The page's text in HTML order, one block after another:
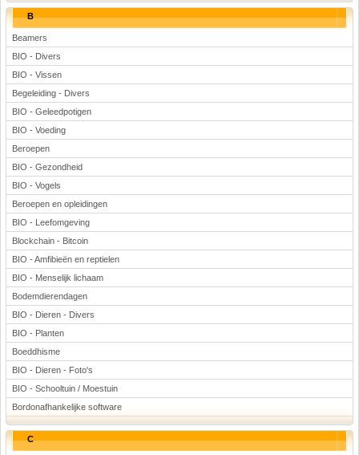
B
Beamers
BIO - Divers
BIO - Vissen
Begeleiding - Divers
BIO - Geleedpotigen
BIO - Voeding
Beroepen
BIO - Gezondheid
BIO - Vogels
Beroepen en opleidingen
BIO - Leefomgeving
Blockchain - Bitcoin
BIO - Amfibieën en reptielen
BIO - Menselijk lichaam
Bodemdierendagen
BIO - Dieren - Divers
BIO - Planten
Boeddhisme
BIO - Dieren - Foto's
BIO - Schooltuin / Moestuin
Bordonafhankelijke software
C